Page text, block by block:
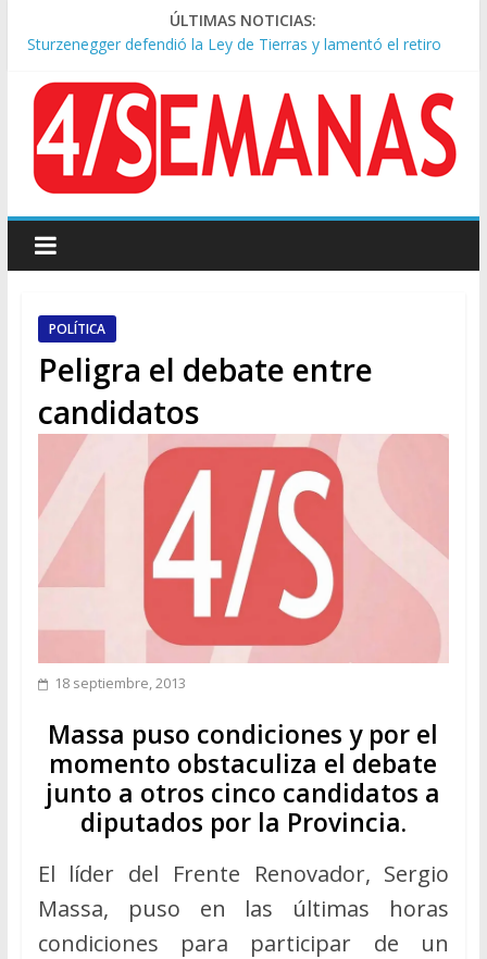
ÚLTIMAS NOTICIAS:
Sturzenegger defendió la Ley de Tierras y lamentó el retiro
Sáenz endurece su postura: rechaza cambios en Manejo del
Fuego y defiende la Ley de Tierras
Tormentas severas y fuertes ráfagas de viento: alerta del
Servicio Meteorológico
Los alquileres de departamentos en la CABA aumentaron
Represión frente al Congreso: tres detenidos durante la
protesta contra la Ley de Propiedad Privada
POLÍTICA
Peligra el debate entre
candidatos
18 septiembre, 2013
Massa puso condiciones y por el
momento obstaculiza el debate
junto a otros cinco candidatos a
diputados por la Provincia.
El líder del Frente Renovador, Sergio
Massa, puso en las últimas horas
condiciones para participar de un